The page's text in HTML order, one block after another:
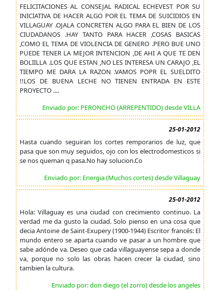
FELICITACIONES AL CONSEJAL RADICAL ECHEVEST POR SU
INICIATIVA DE HACER ALGO POR EL TEMA DE SUICIDIOS EN
VILLAGUAY .OJALA CONCRETEN ALGO PARA EL BIEN DE LOS
CIUDADANOS .HAY TANTO PARA HACER ,COSAS BASICAS
,COMO EL TEMA DE VIOLENCIA DE GENERO .PERO BUE UNO
PUEDE TENER LA MEJOR INTENCION ,DE AHI A QUE TE DEN
BOLIILLA .LOS QUE ESTAN ,NO LES INTERESA UN CARAJO ,EL
TIEMPO ME DARA LA RAZON .VAMOS POPR EL SUELDITO
!!LOS DE BUENA LECHE NO TIENEN ENTRADA EN ESTE
PROYECTO ....
Enviado por: PERONCHO (ARREPENTIDO) desde VILLA
25-01-2012
Hasta cuando seguiran los cortes remporarios de luz, que
pasa que son muy seguidos, ojo con los electrodomesticos si
se nos queman q pasa.No hay solucion.Co
Enviado por: Energia (Muchos cortes) desde Villaguay
25-01-2012
Hola: Villaguay es una ciudad con crecimiento continuo. La
verdad me da gusto la ciudad. Solo pienso en una cosa que
decia Antoine de Saint-Exupery (1900-1944) Escritor francés: El
mundo entero se aparta cuando ve pasar a un hombre que
sabe adónde va. Deseo que cada villaguayense sepa a donde
va, porque no solo las obras hacen crecer la ciudad, sino
tambien la cultura.
Enviado por: don diego (el zorro) desde los angeles